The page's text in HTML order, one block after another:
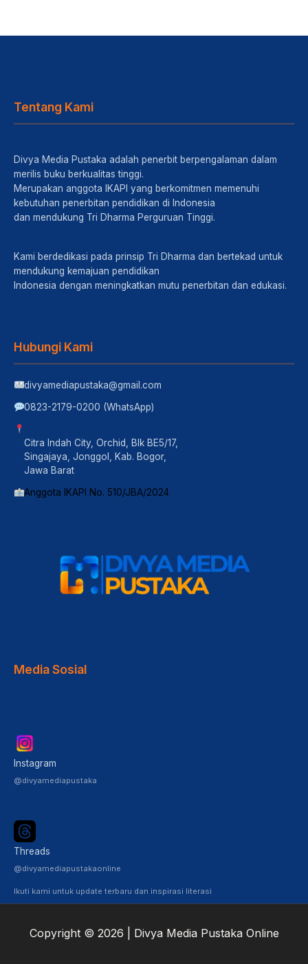
Tentang Kami
Divya Media Pustaka adalah penerbit berpengalaman dalam
merilis buku berkualitas tinggi.
Merupakan anggota IKAPI yang berkomitmen memenuhi
kebutuhan penerbitan pendidikan di Indonesia
dan mendukung Tri Dharma Perguruan Tinggi.
Kami berdedikasi pada prinsip Tri Dharma dan bertekad untuk
mendukung kemajuan pendidikan
Indonesia dengan meningkatkan mutu penerbitan dan edukasi.
Hubungi Kami
divyamediapustaka@gmail.com
0823-2179-0200 (WhatsApp)
Citra Indah City, Orchid, Blk BE5/17,
Singajaya, Jonggol, Kab. Bogor,
Jawa Barat
Anggota IKAPI No. 510/JBA/2024
Media Sosial
Instagram
@divyamediapustaka
Threads
@divyamediapustakaonline
Ikuti kami untuk update terbaru dan inspirasi literasi
Copyright © 2026 | Divya Media Pustaka Online